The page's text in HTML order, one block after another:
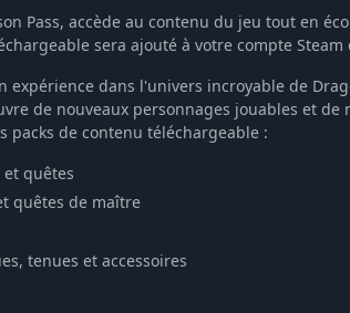
Pass, accède au contenu du jeu tout en
sera ajouté à votre compte Steam
expérience dans l'univers incroyable de
de nouveaux personnages jouables et
packs de contenu téléchargeable :
et quêtes
quêtes de maître
tenues et accessoires